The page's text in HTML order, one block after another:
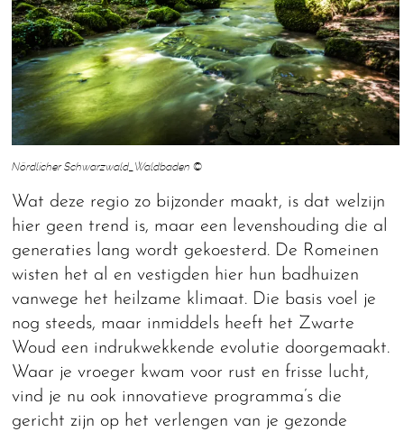
Nördlicher Schwarzwald_Waldbaden ©
Wat deze regio zo bijzonder maakt, is dat welzijn
hier geen trend is, maar een levenshouding die al
generaties lang wordt gekoesterd. De Romeinen
wisten het al en vestigden hier hun badhuizen
vanwege het heilzame klimaat. Die basis voel je
nog steeds, maar inmiddels heeft het Zwarte
Woud een indrukwekkende evolutie doorgemaakt.
Waar je vroeger kwam voor rust en frisse lucht,
vind je nu ook innovatieve programma’s die
gericht zijn op het verlengen van je gezonde